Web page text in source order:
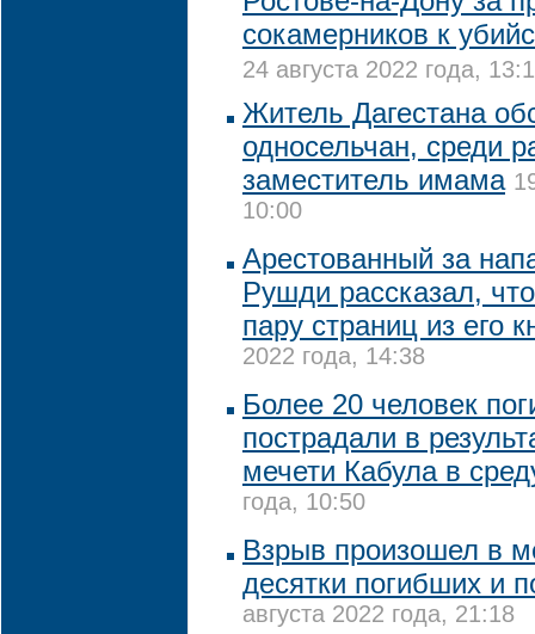
сокамерников к
24 августа 2022 года,
Житель Дагестана
односельчан, среди
заместитель имама
10:00
Арестованный за
Рушди рассказал,
пару страниц из его
2022 года, 14:38
Более 20 человек
пострадали в
мечети Кабула в
года, 10:50
Взрыв произошел в
десятки погибших и
августа 2022 года, 21:18